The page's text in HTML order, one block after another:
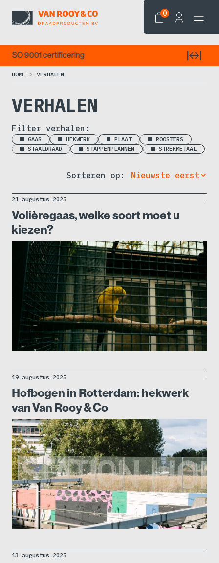
0
Draden op de gewenste lengte
HOME VERHALEN
VERHALEN
Filter verhalen:
GAAS HEKWERK PLAAT
ROOSTERS
STAALDRAAD
STAPPENPLANNEN STREKMETAAL
Sorteren op:
21 augustus 2025
Volièregaas, welke soort moet u
kiezen?
19 augustus 2025
Hofbogen in Rotterdam: hekwerk
van Van Rooy & Co
13 augustus 2025